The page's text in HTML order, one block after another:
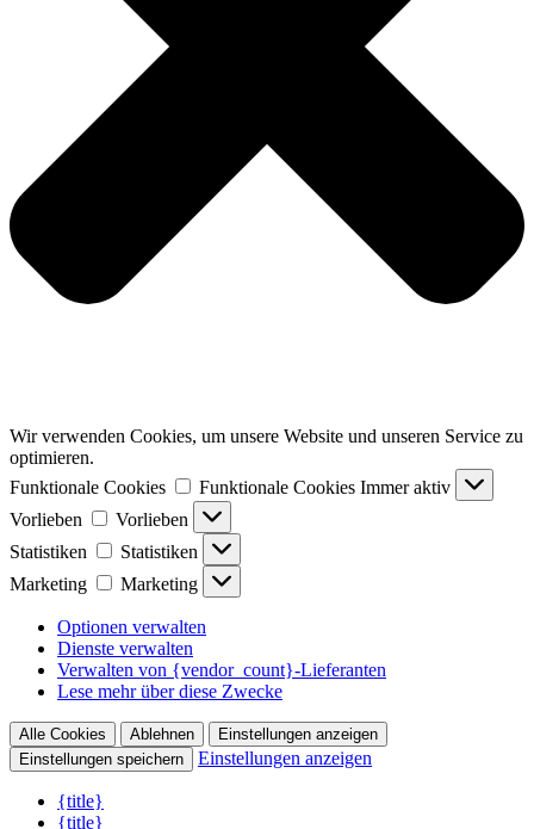
Wir verwenden Cookies, um unsere Website und unseren Service zu
optimieren.
Funktionale Cookies
Funktionale Cookies Immer aktiv
Vorlieben
Vorlieben
Statistiken
Statistiken
Marketing
Marketing
Optionen verwalten
Dienste verwalten
Verwalten von {vendor_count}-Lieferanten
Lese mehr über diese Zwecke
Alle Cookies Ablehnen
Einstellungen anzeigen
Einstellungen speichern
Einstellungen anzeigen
{title}
{title}